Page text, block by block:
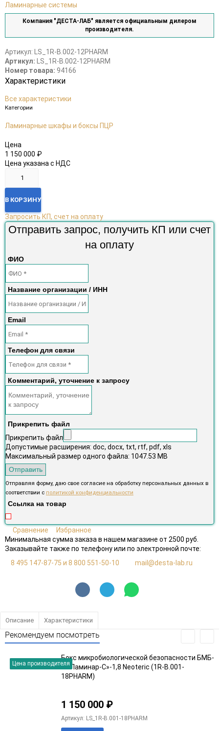
Ламинарные системы
Компания "ДЕСТА-ЛАБ" является официальным дилером
производителя.
Артикул: LS_1R-В.002-12PHARM
Артикул: LS_1R-В.002-12PHARM
Номер товара: 94166
Характеристики
Все характеристики
Категории
Ламинарные шкафы и боксы ПЦР
Цена
1 150 000 ₽
Цена указана с НДС
В КОРЗИНУ
Запросить КП, счет на оплату
Отправить запрос, получить КП или счет
на оплату
ФИО
Название организации / ИНН
Email
Телефон для связи
Комментарий, уточнение к запросу
Прикрепить файл
Прикрепить файл
Допустимые расширения: doc, docx, txt, rtf, pdf, xls
Максимальный размер одного файла: 1047.53 MB
Отправить
Отправляя форму, даю свое согласие на обработку персональных данных в
соответствии с политикой конфиденциальности
Ссылка на товар
Сравнение
Избранное
Минимальная сумма заказа в нашем магазине от 2500 руб.
Заказывайте также по телефону или по электронной почте:
8 495 147-87-75 и 8 800 551-50-10
mail@desta-lab.ru
Описание Характеристики
Рекомендуем посмотреть
Цена производителя
Бокс микробиологической безопасности БМБ-
II-«Ламинар-С»-1,8 Neoteric (1R-B.001-
18PHARM)
1 150 000 ₽
Артикул: LS_1R-B.001-18PHARM